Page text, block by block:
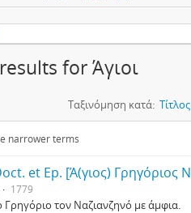
for Άγιοι
Ταξινόμηση κατά: Τίτλος
narrower terms
1779
Γρηγόριο τον Ναζιανζηνό με άμφια.